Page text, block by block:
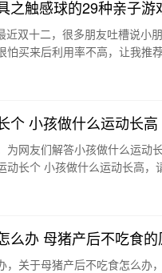
之触感球的29种亲子游
近双十二，很多朋友吐槽说小
怕买来后利用率不高，让我推
个 小孩做什么运动长高
为网友们解答小孩做什么运动
动长个 小孩做什么运动长高，
么办 母猪产后不吃食的
，关于母猪产后不吃食怎么办